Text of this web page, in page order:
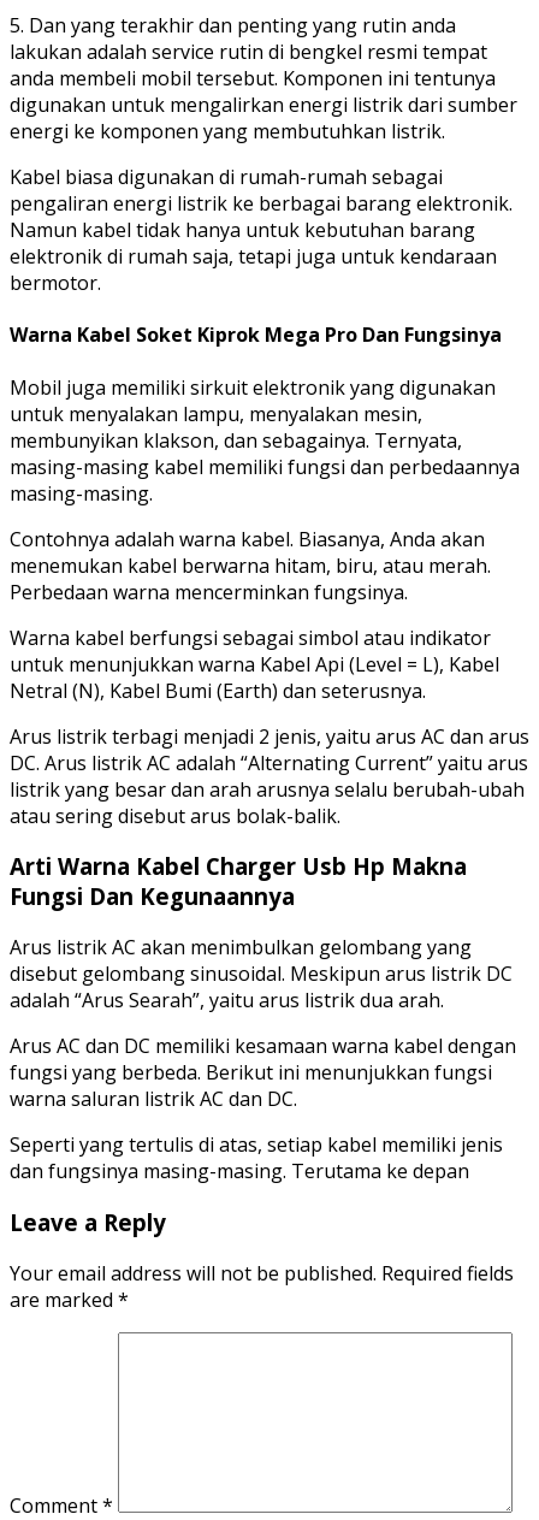
5. Dan yang terakhir dan penting yang rutin anda
lakukan adalah service rutin di bengkel resmi tempat
anda membeli mobil tersebut. Komponen ini tentunya
digunakan untuk mengalirkan energi listrik dari sumber
energi ke komponen yang membutuhkan listrik.
Kabel biasa digunakan di rumah-rumah sebagai
pengaliran energi listrik ke berbagai barang elektronik.
Namun kabel tidak hanya untuk kebutuhan barang
elektronik di rumah saja, tetapi juga untuk kendaraan
bermotor.
Warna Kabel Soket Kiprok Mega Pro Dan Fungsinya
Mobil juga memiliki sirkuit elektronik yang digunakan
untuk menyalakan lampu, menyalakan mesin,
membunyikan klakson, dan sebagainya. Ternyata,
masing-masing kabel memiliki fungsi dan perbedaannya
masing-masing.
Contohnya adalah warna kabel. Biasanya, Anda akan
menemukan kabel berwarna hitam, biru, atau merah.
Perbedaan warna mencerminkan fungsinya.
Warna kabel berfungsi sebagai simbol atau indikator
untuk menunjukkan warna Kabel Api (Level = L), Kabel
Netral (N), Kabel Bumi (Earth) dan seterusnya.
Arus listrik terbagi menjadi 2 jenis, yaitu arus AC dan arus
DC. Arus listrik AC adalah “Alternating Current” yaitu arus
listrik yang besar dan arah arusnya selalu berubah-ubah
atau sering disebut arus bolak-balik.
Arti Warna Kabel Charger Usb Hp Makna
Fungsi Dan Kegunaannya
Arus listrik AC akan menimbulkan gelombang yang
disebut gelombang sinusoidal. Meskipun arus listrik DC
adalah “Arus Searah”, yaitu arus listrik dua arah.
Arus AC dan DC memiliki kesamaan warna kabel dengan
fungsi yang berbeda. Berikut ini menunjukkan fungsi
warna saluran listrik AC dan DC.
Seperti yang tertulis di atas, setiap kabel memiliki jenis
dan fungsinya masing-masing. Terutama ke depan
Leave a Reply
Your email address will not be published. Required fields
are marked *
Comment*